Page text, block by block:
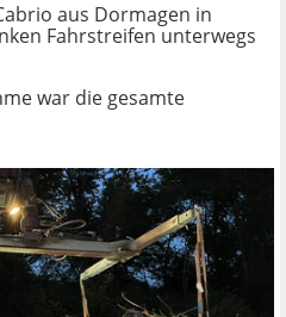
aus Dormagen in
Fahrstreifen unterwegs
war die gesamte